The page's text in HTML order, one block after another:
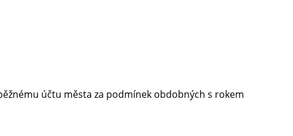
účtu města za podmínek obdobných s rokem